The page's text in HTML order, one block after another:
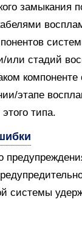
замыкания
или стадий
этапе
типа.
системы